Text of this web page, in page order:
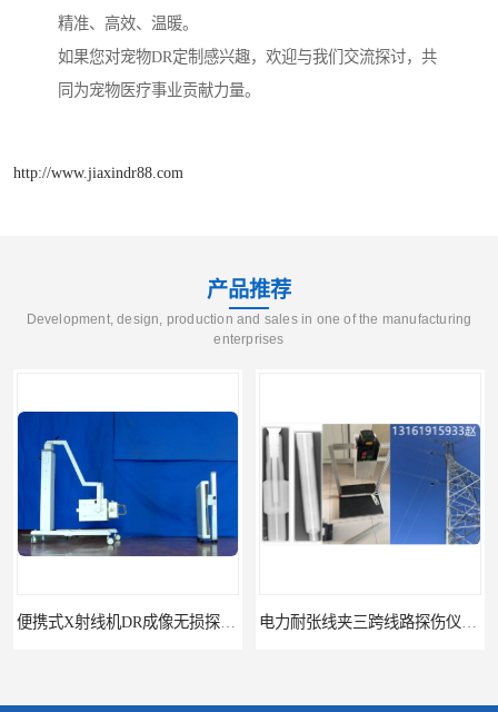
精准、高效、温暖。
如果您对宠物DR定制感兴趣，欢迎与我们交流探讨，共
同为宠物医疗事业贡献力量。
http://www.jiaxindr88.com
产品推荐
Development, design, production and sales in one of the manufacturing
enterprises